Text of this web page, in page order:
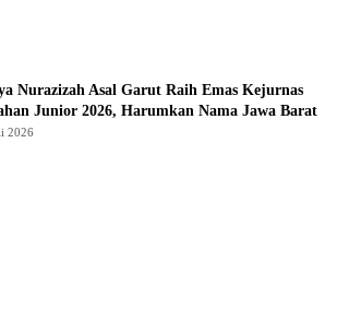
Nurazizah Asal Garut Raih Emas Kejurnas
Junior 2026, Harumkan Nama Jawa Barat
2026